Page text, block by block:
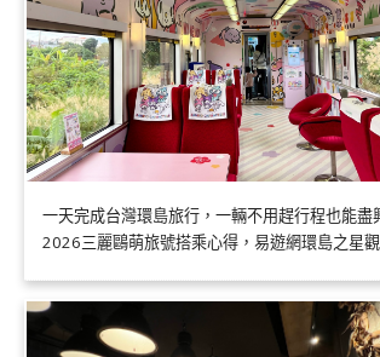
一天完成台灣環島旅行，一輛不用趕行程也能盡
2026三麗鷗萌旅號搭乘心得，易遊網環島之星